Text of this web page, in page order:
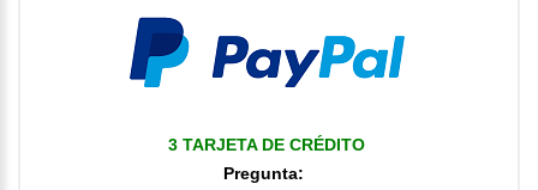
3 TARJETA DE CRÉDITO
Pregunta: